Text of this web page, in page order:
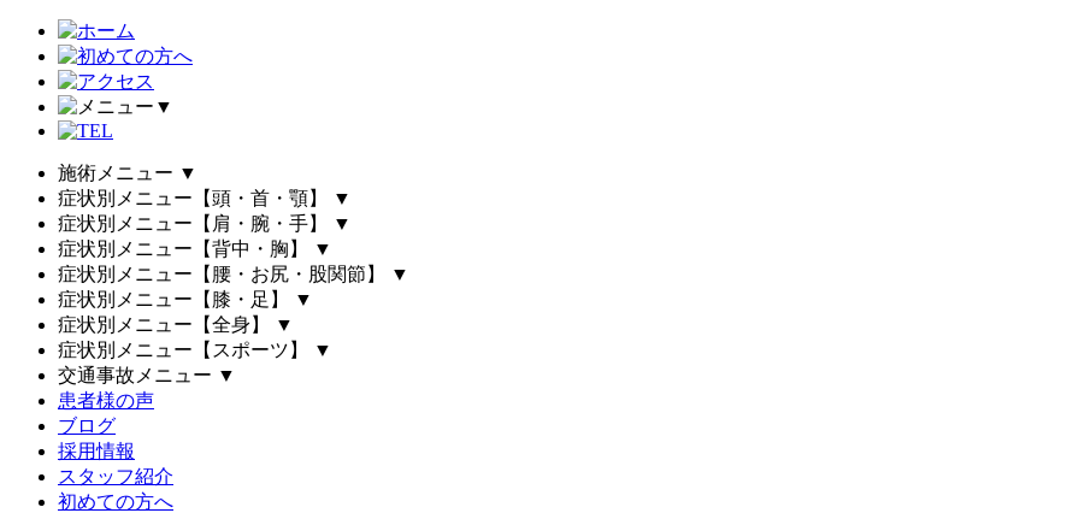
▼
施術メニュー ▼
症状別メニュー【頭・首・顎】
▼
症状別メニュー【肩・腕・手】
▼
症状別メニュー【背中・胸】
▼
症状別メニュー【腰・お尻・股関節】
▼
症状別メニュー【膝・足】
▼
症状別メニュー【全身】
▼
症状別メニュー【スポーツ】
▼
交通事故メニュー ▼
患者様の声
ブログ
採用情報
スタッフ紹介
初めての方へ